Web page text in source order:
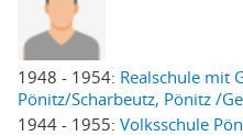
1948 - 1954: Realschule mit
Pönitz/Scharbeutz, Pönitz /
1944 - 1955: Volksschule